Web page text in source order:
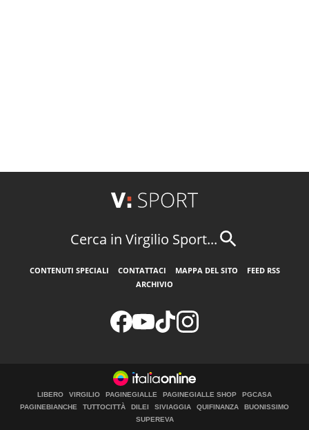
Cerca in Virgilio Sport...
CONTENUTI SPECIALI CONTATTACI MAPPA DEL SITO
FEED RSS
ARCHIVIO
LIBERO VIRGILIO PAGINEGIALLE PAGINEGIALLE SHOP
PGCASA
PAGINEBIANCHE
TUTTOCITTÀ DILEI SIVIAGGIA QUIFINANZA
BUONISSIMO
SUPEREVA